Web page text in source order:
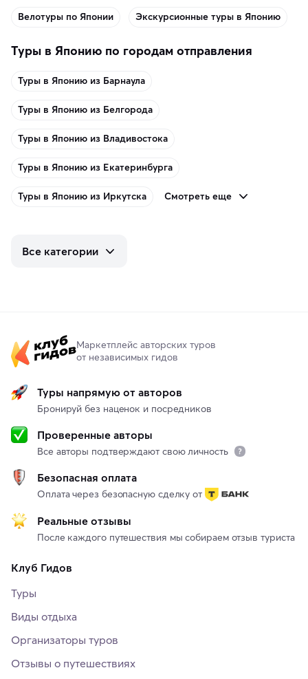
Велотуры по Японии Экскурсионные туры в Японию
Туры в Японию по городам отправления
Туры в Японию из Барнаула
Туры в Японию из Белгорода
Туры в Японию из Владивостока
Туры в Японию из Екатеринбурга
Туры в Японию из Иркутска Смотреть еще
Все категории
Маркетплейс авторских туров
от независимых гидов
Туры напрямую от авторов
Бронируй без наценок и посредников
Проверенные авторы
Все авторы подтверждают свою личность
Безопасная оплата
Оплата через безопасную сделку от
Реальные отзывы
После каждого путешествия мы собираем отзыв туриста
Клуб Гидов
Туры
Виды отдыха
Организаторы туров
Отзывы о путешествиях